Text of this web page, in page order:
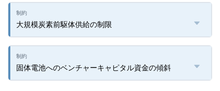
大規模炭素前駆体供給の制限
固体電池へのベンチャーキャピタル資金の傾斜